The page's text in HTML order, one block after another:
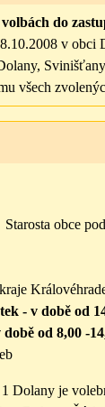
do
v obci
všech
Starosta obce
- v době od
době od 8,00 -
Dolany je